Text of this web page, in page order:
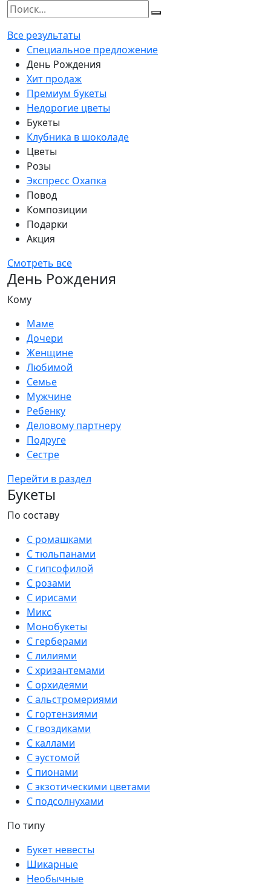
Все результаты
Специальное предложение
День Рождения
Хит продаж
Премиум букеты
Недорогие цветы
Букеты
Клубника в шоколаде
Цветы
Розы
Экспресс Охапка
Повод
Композиции
Подарки
Акция
Смотреть все
День Рождения
Кому
Маме
Дочери
Женщине
Любимой
Семье
Мужчине
Ребенку
Деловому партнеру
Подруге
Сестре
Перейти в раздел
Букеты
По составу
С ромашками
С тюльпанами
С гипсофилой
С розами
С ирисами
Микс
Монобукеты
С герберами
С лилиями
С хризантемами
С орхидеями
С альстромериями
С гортензиями
С гвоздиками
С каллами
С эустомой
С пионами
С экзотическими цветами
С подсолнухами
По типу
Букет невесты
Шикарные
Необычные